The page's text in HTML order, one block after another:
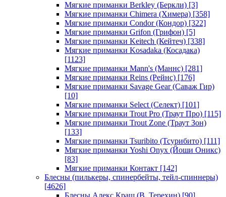
Мягкие приманки Berkley (Беркли) [3]
Мягкие приманки Chimera (Химера) [358]
Мягкие приманки Condor (Кондор) [322]
Мягкие приманки Grifon (Грифон) [5]
Мягкие приманки Keitech (Кейтеч) [338]
Мягкие приманки Kosadaka (Косадака)
[1123]
Мягкие приманки Mann's (Маннс) [281]
Мягкие приманки Reins (Рейнс) [176]
Мягкие приманки Savage Gear (Саваж Гир)
[10]
Мягкие приманки Select (Селект) [101]
Мягкие приманки Trout Pro (Траут Про) [115]
Мягкие приманки Trout Zone (Траут Зон)
[133]
Мягкие приманки Tsuribito (Тсурибито) [111]
Мягкие приманки Yoshi Onyx (Йоши Оникс)
[83]
Мягкие приманки Контакт [142]
Блесны (пилькеры, спинербейты, тейл-спиннеры)
[4626]